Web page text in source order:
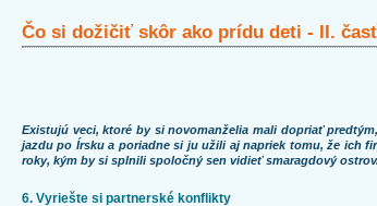
Čo si dožičiť skôr ako prídu deti - II.
Existujú veci, ktoré by si novomanželia mali dopriať
jazdu po Írsku a poriadne si ju užili aj napriek tomu, že ich
roky, kým by si splnili spoločný sen vidieť smaragdový ostrov.
6. Vyriešte si partnerské konflikty